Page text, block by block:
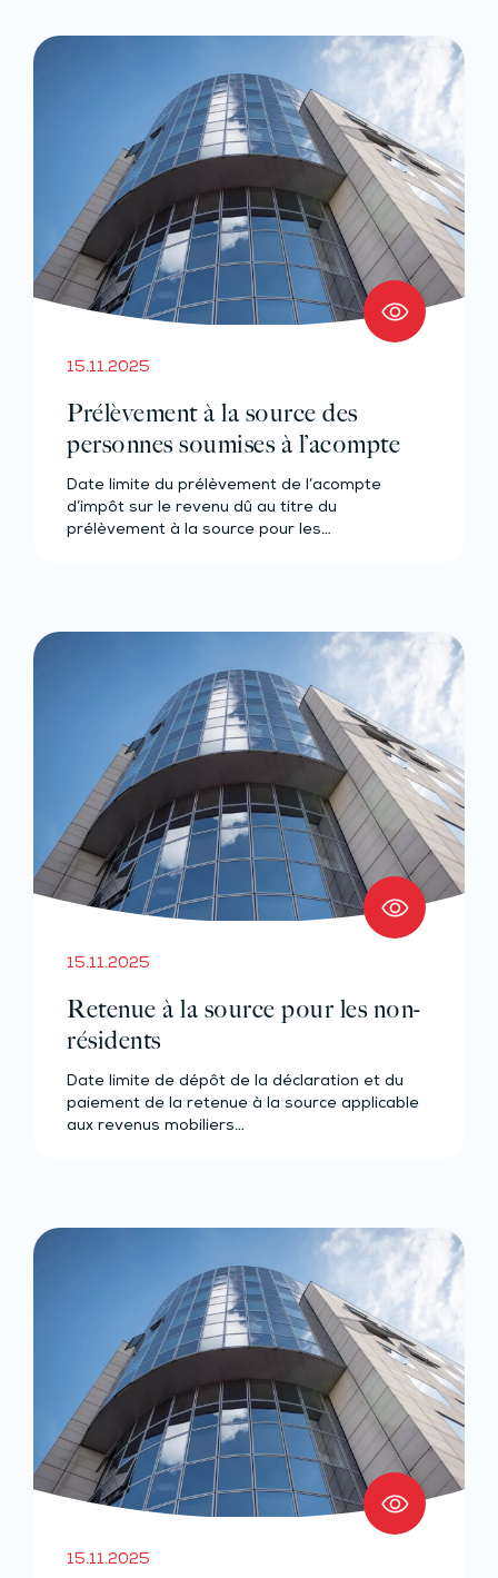
15.11.2025
Prélèvement à la source des
personnes soumises à l’acompte
Date limite du prélèvement de l’acompte
d’impôt sur le revenu dû au titre du
prélèvement à la source pour les…
15.11.2025
Retenue à la source pour les non-
résidents
Date limite de dépôt de la déclaration et du
paiement de la retenue à la source applicable
aux revenus mobiliers…
15.11.2025